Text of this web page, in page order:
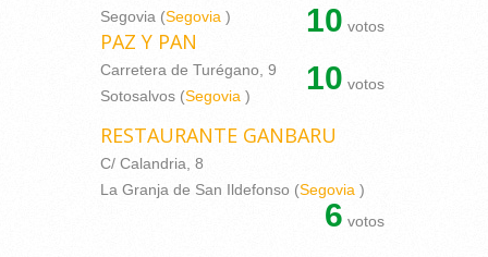
Segovia (Segovia ) 10 votos
PAZ Y PAN
Carretera de Turégano, 9
Sotosalvos (Segovia ) 10 votos
RESTAURANTE GANBARU
C/ Calandria, 8
La Granja de San Ildefonso (Segovia )
6 votos